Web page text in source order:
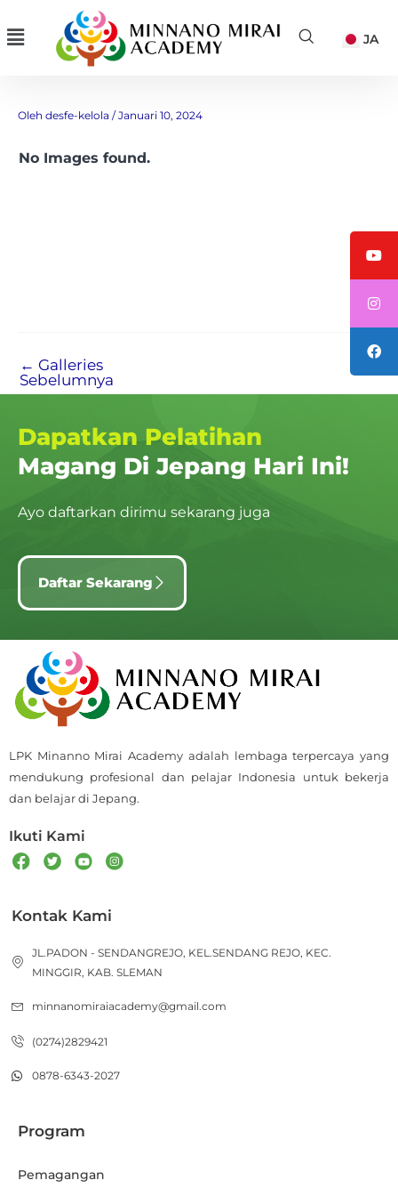
ke
Menu JA
Oleh desfe-kelola /Januari 10, 2024
No Images found.
← Galleries
Sebelumnya
Dapatkan Pelatihan
Magang Di Jepang Hari Ini!
Ayo daftarkan dirimu sekarang juga
Daftar Sekarang
LPK Minanno Mirai Academy adalah lembaga terpercaya yang
mendukung profesional dan pelajar Indonesia untuk bekerja
dan belajar di Jepang.
Ikuti Kami
Kontak Kami
JL.PADON - SENDANGREJO, KEL.SENDANG REJO, KEC.
MINGGIR, KAB. SLEMAN
minnanomiraiacademy@gmail.com
(0274)2829421
0878-6343-2027
Program
Pemagangan